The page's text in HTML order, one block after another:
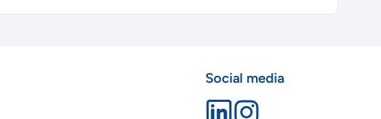
Social media